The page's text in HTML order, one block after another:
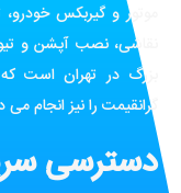
موتور و گیربکس
نقاشی، نصب آپشن و
بزرگ در تهران است
گرانقیمت را نیز انجام
دسترسی